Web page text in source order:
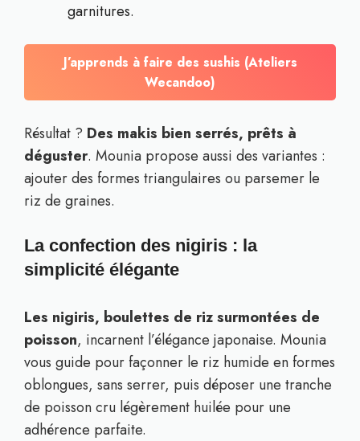
garnitures.
J’apprends à faire des sushis (Ateliers
Wecandoo)
Résultat ? Des makis bien serrés, prêts à
déguster. Mounia propose aussi des variantes :
ajouter des formes triangulaires ou parsemer le
riz de graines.
La confection des nigiris : la
simplicité élégante
Les nigiris, boulettes de riz surmontées de
poisson, incarnent l’élégance japonaise. Mounia
vous guide pour façonner le riz humide en formes
oblongues, sans serrer, puis déposer une tranche
de poisson cru légèrement huilée pour une
adhérence parfaite.